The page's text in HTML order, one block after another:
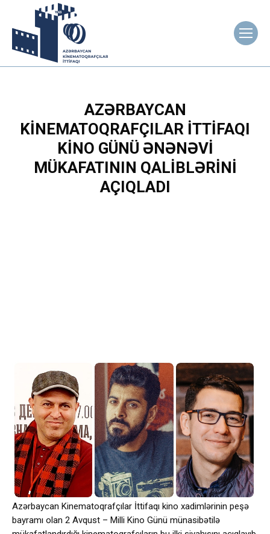
AZƏRBAYCAN
KINEMATOQRAFÇILAR İTTIFAQI
KINO GÜNÜ ƏNƏNƏVI
MÜKAFATININ QALIBLƏRINI
AÇIQLADI
Azərbaycan Kinematoqrafçılar İttifaqı kino xadimlərinin peşə
bayramı olan 2 Avqust – Milli Kino Günü münasibətilə